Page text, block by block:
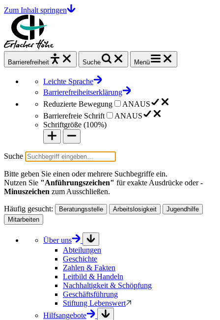
Zum Inhalt springen
Barrierefrei heit Suche Menü
Leichte Sprache
Barrierefreiheitserklärung
Reduzierte Bewegung
ANAUS
Barrierefreie Schrift
ANAUS
Schriftgröße (100%)
Suche
Bitte geben Sie einen oder mehrere Suchbegriffe ein.
Nutzen Sie "Anführungszeichen" für exakte Ausdrücke oder-
Minuszeichen zum Ausschließen.
Häufig gesucht: Beratungsstelle Arbeitslosigkeit
Jugendhilfe
Mitarbeiten
Über uns
Abteilungen
Geschichte
Zahlen & Fakten
Leitbild & Handeln
Nachhaltigkeit & Schöpfung
Geschäftsführung
Stiftung Lebenswert
Hilfsangebote